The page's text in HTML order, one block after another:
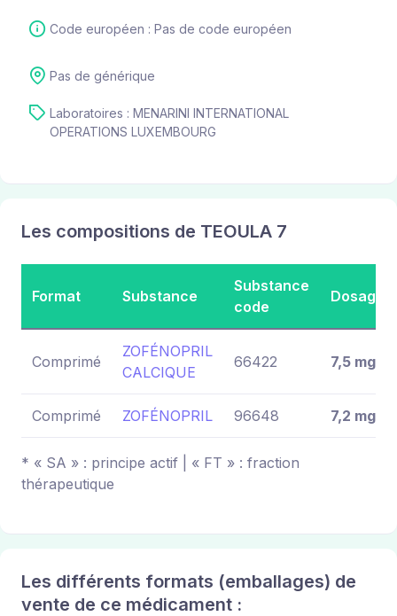
Code européen : Pas de code européen
Pas de générique
Laboratoires : MENARINI INTERNATIONAL
OPERATIONS LUXEMBOURG
Les compositions de TEOULA 7
Format Substance
Substance
code
Dosage
Comprimé
ZOFÉNOPRIL
CALCIQUE
66422 7,5 mg
Comprimé ZOFÉNOPRIL 96648 7,2 mg
* « SA » : principe actif | « FT » : fraction
thérapeutique
Les différents formats (emballages) de
vente de ce médicament :